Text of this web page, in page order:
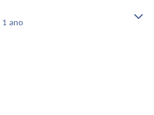
1 ano